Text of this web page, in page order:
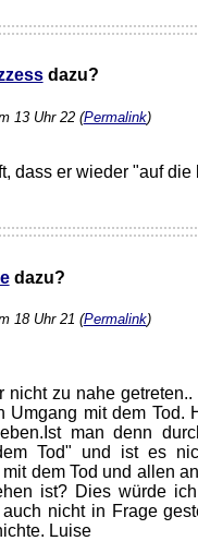
dazu?
13 Uhr 22 (Permalink)
dass er wieder "auf die
dazu?
18 Uhr 21 (Permalink)
nicht zu nahe
Umgang mit dem Tod.
man denn
Tod" und ist es
dem Tod und allen
ist? Dies würde
nicht in Frage
Luise